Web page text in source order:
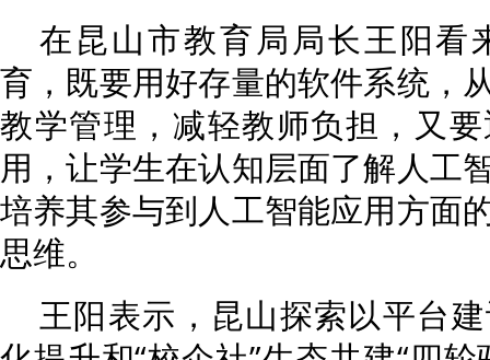
在昆山市教育局局长王阳看
育，既要用好存量的软件系统，
教学管理，减轻教师负担，又
用，让学生在认知层面了解人工
培养其参与到人工智能应用方面
思维。
王阳表示，昆山探索以平台